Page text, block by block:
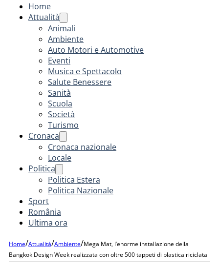
Home
Attualità
Animali
Ambiente
Auto Motori e Automotive
Eventi
Musica e Spettacolo
Salute Benessere
Sanità
Scuola
Società
Turismo
Cronaca
Cronaca nazionale
Locale
Politica
Politica Estera
Politica Nazionale
Sport
România
Ultima ora
Home/Attualità/Ambiente/Mega Mat, l’enorme installazione della
Bangkok Design Week realizzata con oltre 500 tappeti di plastica riciclata